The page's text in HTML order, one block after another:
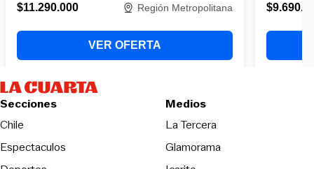
Secciones
Chile
Espectaculos
Medios
La TerceraOpens in new
Glamorama